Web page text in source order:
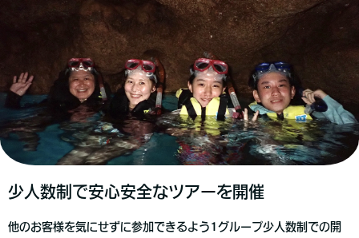
少人数制で安心安全なツアーを開催
他のお客様を気にせずに参加できるよう1グループ少人数制での開